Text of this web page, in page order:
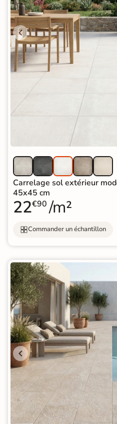
Carrelage sol extérieur
45x45 cm
22€90 /m²
Commander un échantillon